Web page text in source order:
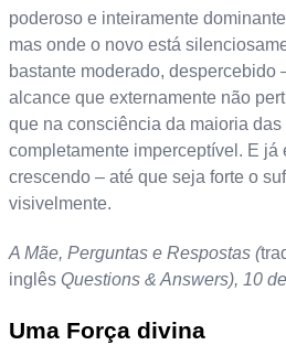
poderoso e inteiramente
mas onde o novo está
bastante moderado, despercebido
alcance que externamente não
que na consciência da maioria
completamente imperceptível. E já
crescendo – até que seja forte o
visivelmente.
A Mãe, Perguntas e Respostas (
inglês Questions & Answers), 10
Uma Força divina